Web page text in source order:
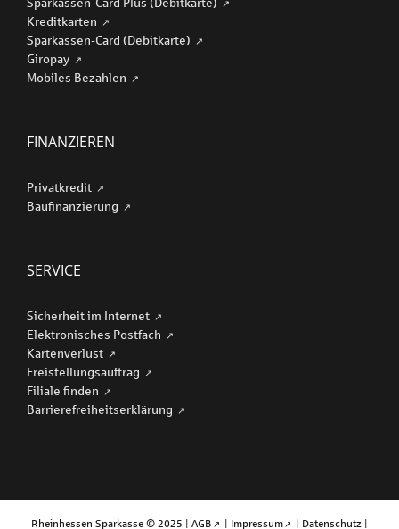
Kreditkarten
Sparkassen-Card (Debitkarte)
Giropay
Mobiles Bezahlen
FINANZIEREN
Privatkredit
Baufinanzierung
SERVICE
Sicherheit im Internet
Elektronisches Postfach
Kartenverlust
Freistellungsauftrag
Filiale finden
Barriere­freiheits­erklärung
Rheinhessen Sparkasse © 2025 | AGB | Impressum | Datenschutz |